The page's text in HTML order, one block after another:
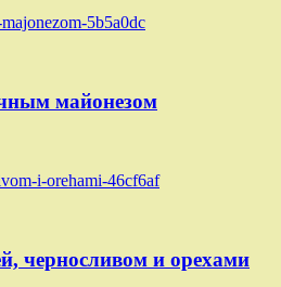
майонезом
черносливом и орехами